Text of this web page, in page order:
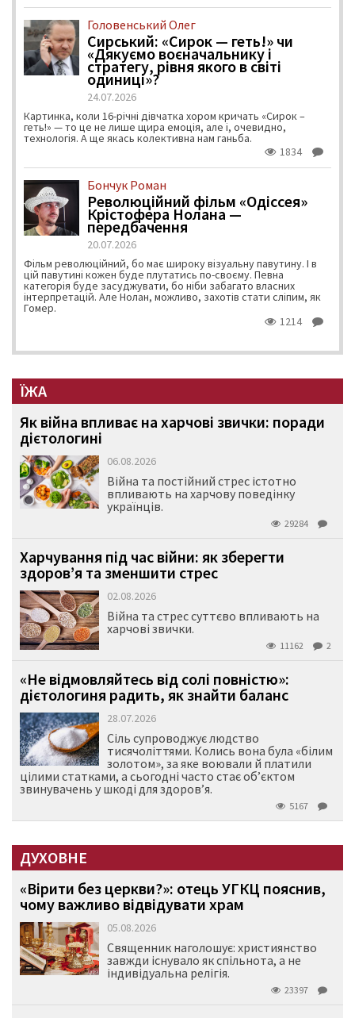
Головенський Олег
Сирський: «Сирок — геть!» чи
«Дякуємо воєначальнику і
стратегу, рівня якого в світі
одиниці»?
24.07.2026
Картинка, коли 16-річні дівчатка хором кричать «Сирок –
геть!» — то це не лише щира емоція, але і, очевидно,
технологія. А ще якась колективна нам ганьба.
1834
Бончук Роман
Революційний фільм «Одіссея»
Крістофера Нолана —
передбачення
20.07.2026
Фільм революційний, бо має широку візуальну павутину. І в
цій павутині кожен буде плутатись по-своєму. Певна
категорія буде засуджувати, бо ніби забагато власних
інтерпретацій. Але Нолан, можливо, захотів стати сліпим, як
Гомер.
1214
ЇЖА
Як війна впливає на харчові звички: поради
дієтологині
06.08.2026
Війна та постійний стрес істотно
впливають на харчову поведінку
українців.
29284
Харчування під час війни: як зберегти
здоров’я та зменшити стрес
02.08.2026
Війна та стрес суттєво впливають на
харчові звички.
11162 2
«Не відмовляйтесь від солі повністю»:
дієтологиня радить, як знайти баланс
28.07.2026
Сіль супроводжує людство
тисячоліттями. Колись вона була «білим
золотом», за яке воювали й платили
цілими статками, а сьогодні часто стає об’єктом
звинувачень у шкоді для здоров’я.
5167
ДУХОВНЕ
«Вірити без церкви?»: отець УГКЦ пояснив,
чому важливо відвідувати храм
05.08.2026
Священник наголошує: християнство
завжди існувало як спільнота, а не
індивідуальна релігія.
23397